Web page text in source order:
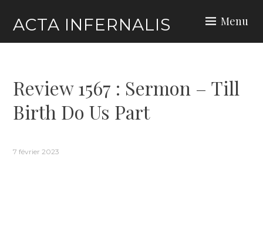
content
ACTA INFERNALIS Menu
Review 1567 : Sermon – Till
Birth Do Us Part
7 février 2023